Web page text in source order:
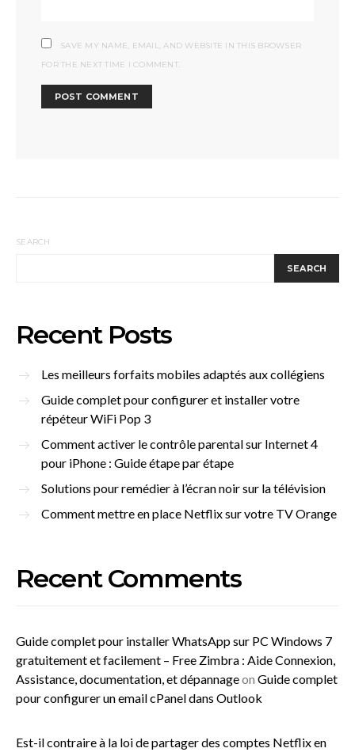
SAVE MY NAME, EMAIL, AND WEBSITE IN THIS BROWSER
FOR THE NEXT TIME I COMMENT.
SEARCH
SEARCH
Recent Posts
Les meilleurs forfaits mobiles adaptés aux collégiens
Guide complet pour configurer et installer votre
répéteur WiFi Pop 3
Comment activer le contrôle parental sur Internet 4
pour iPhone : Guide étape par étape
Solutions pour remédier à l’écran noir sur la télévision
Comment mettre en place Netflix sur votre TV Orange
Recent Comments
Guide complet pour installer WhatsApp sur PC Windows 7
gratuitement et facilement – Free Zimbra : Aide Connexion,
Assistance, documentation, et dépannageon Guide complet
pour configurer un email cPanel dans Outlook
Est-il contraire à la loi de partager des comptes Netflix en